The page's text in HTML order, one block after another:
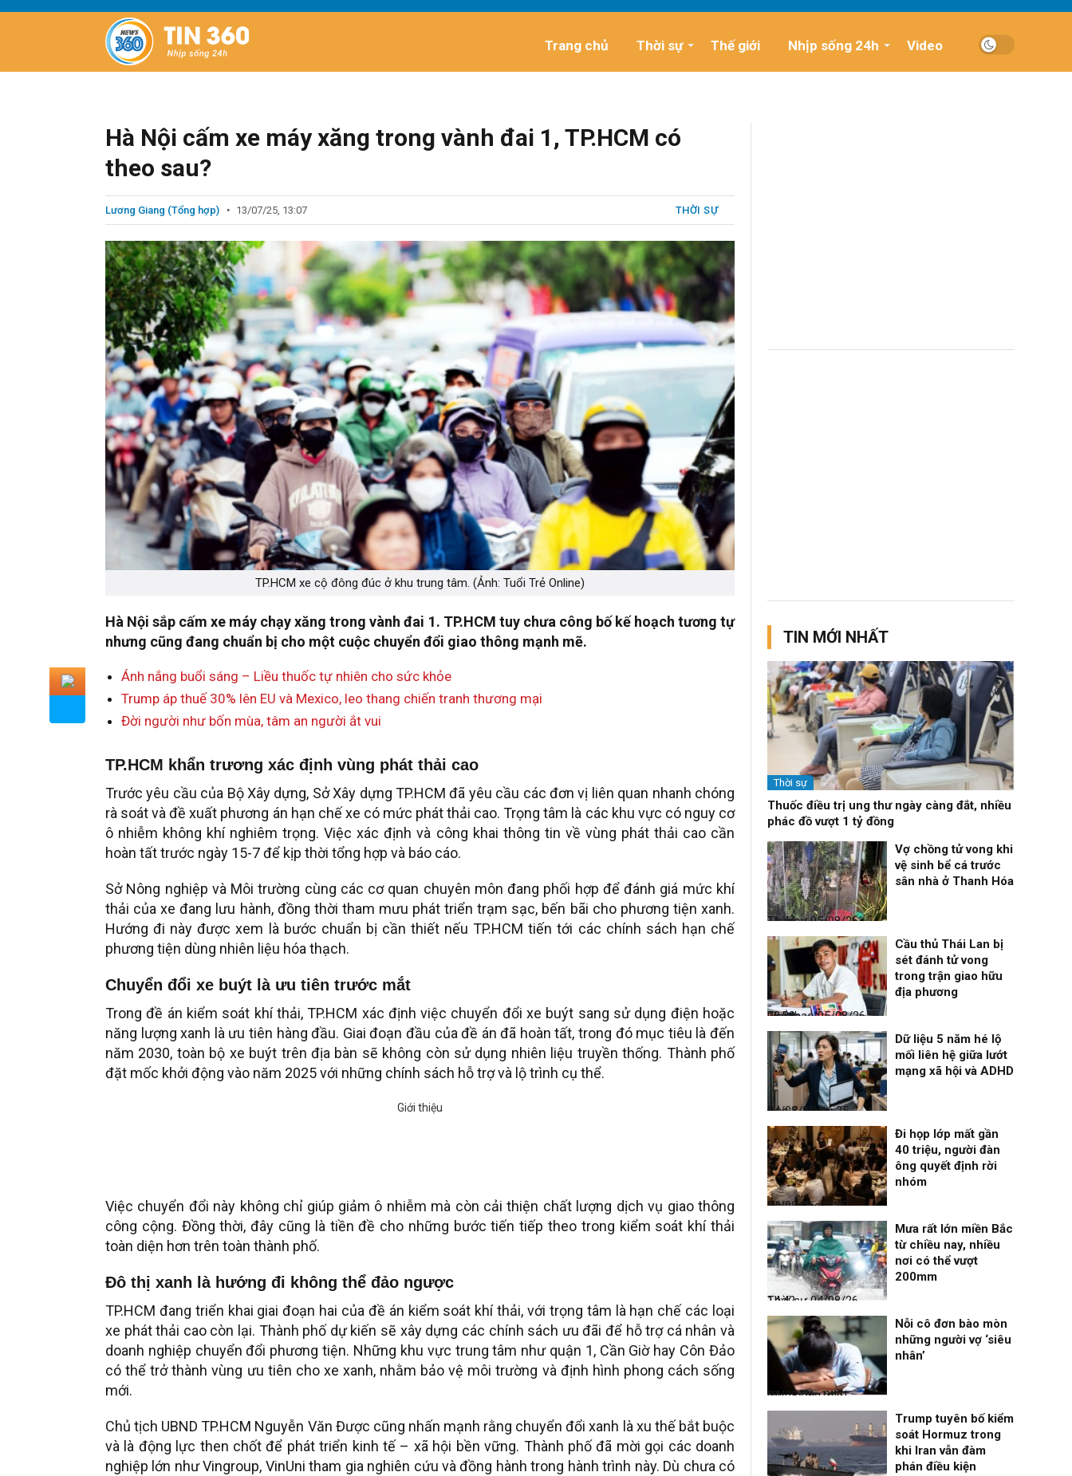
Trang chủ Thời sự Thế giới Nhịp sống 24h Video
Hà Nội cấm xe máy xăng trong vành đai 1, TP.HCM có
theo sau?
Lương Giang (Tổng hợp) 13/07/25, 13:07 THỜI SỰ
TP.HCM xe cộ đông đúc ở khu trung tâm. (Ảnh: Tuổi Trẻ Online)
Hà Nội sắp cấm xe máy chạy xăng trong vành đai 1. TP.HCM tuy chưa công bố kế hoạch tương tự
nhưng cũng đang chuẩn bị cho một cuộc chuyển đổi giao thông mạnh mẽ.
Ánh nắng buổi sáng – Liều thuốc tự nhiên cho sức khỏe
Trump áp thuế 30% lên EU và Mexico, leo thang chiến tranh thương mại
Đời người như bốn mùa, tâm an người ắt vui
TP.HCM khẩn trương xác định vùng phát thải cao
Trước yêu cầu của Bộ Xây dựng, Sở Xây dựng TP.HCM đã yêu cầu các đơn vị liên quan nhanh chóng
rà soát và đề xuất phương án hạn chế xe có mức phát thải cao. Trọng tâm là các khu vực có nguy cơ
ô nhiễm không khí nghiêm trọng. Việc xác định và công khai thông tin về vùng phát thải cao cần
hoàn tất trước ngày 15-7 để kịp thời tổng hợp và báo cáo.
Sở Nông nghiệp và Môi trường cùng các cơ quan chuyên môn đang phối hợp để đánh giá mức khí
thải của xe đang lưu hành, đồng thời tham mưu phát triển trạm sạc, bến bãi cho phương tiện xanh.
Hướng đi này được xem là bước chuẩn bị cần thiết nếu TP.HCM tiến tới các chính sách hạn chế
phương tiện dùng nhiên liệu hóa thạch.
Chuyển đổi xe buýt là ưu tiên trước mắt
Trong đề án kiểm soát khí thải, TP.HCM xác định việc chuyển đổi xe buýt sang sử dụng điện hoặc
năng lượng xanh là ưu tiên hàng đầu. Giai đoạn đầu của đề án đã hoàn tất, trong đó mục tiêu là đến
năm 2030, toàn bộ xe buýt trên địa bàn sẽ không còn sử dụng nhiên liệu truyền thống. Thành phố
đặt mốc khởi động vào năm 2025 với những chính sách hỗ trợ và lộ trình cụ thể.
Việc chuyển đổi này không chỉ giúp giảm ô nhiễm mà còn cải thiện chất lượng dịch vụ giao thông
công cộng. Đồng thời, đây cũng là tiền đề cho những bước tiến tiếp theo trong kiểm soát khí thải
toàn diện hơn trên toàn thành phố.
Đô thị xanh là hướng đi không thể đảo ngược
TP.HCM đang triển khai giai đoạn hai của đề án kiểm soát khí thải, với trọng tâm là hạn chế các loại
xe phát thải cao còn lại. Thành phố dự kiến sẽ xây dựng các chính sách ưu đãi để hỗ trợ cá nhân và
doanh nghiệp chuyển đổi phương tiện. Những khu vực trung tâm như quận 1, Cần Giờ hay Côn Đảo
có thể trở thành vùng ưu tiên cho xe xanh, nhằm bảo vệ môi trường và định hình phong cách sống
mới.
Chủ tịch UBND TP.HCM Nguyễn Văn Được cũng nhấn mạnh rằng chuyển đổi xanh là xu thế bắt buộc
và là động lực then chốt để phát triển kinh tế – xã hội bền vững. Thành phố đã mời gọi các doanh
nghiệp lớn như Vingroup, VinUni tham gia nghiên cứu và đồng hành trong hành trình này. Dù chưa có
TIN MỚI NHẤT
Thời sự
Thuốc điều trị ung thư ngày càng đắt, nhiều
phác đồ vượt 1 tỷ đồng
Thời sự
05/08/26, 11:44
Vợ chồng tử vong khi
vệ sinh bể cá trước
sân nhà ở Thanh Hóa
Thể thao
05/08/26, 08:39
Cầu thủ Thái Lan bị
sét đánh tử vong
trong trận giao hữu
địa phương
Đọc & Ngẫm
04/08/26, 16:25
Dữ liệu 5 năm hé lộ
mối liên hệ giữa lướt
mạng xã hội và ADHD
Nhịp sống 24h
04/08/26, 14:47
Đi họp lớp mất gần
40 triệu, người đàn
ông quyết định rời
nhóm
Thời sự
04/08/26, 14:42
Mưa rất lớn miền Bắc
từ chiều nay, nhiều
nơi có thể vượt
200mm
Nhịp sống 24h
04/08/26, 14:41
Nỗi cô đơn bào mòn
những người vợ ‘siêu
nhân’
Trump tuyên bố kiểm
soát Hormuz trong
khi Iran vẫn đàm
phán điều kiện